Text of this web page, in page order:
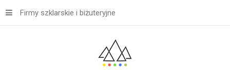
Firmy szklarskie i biżuteryjne